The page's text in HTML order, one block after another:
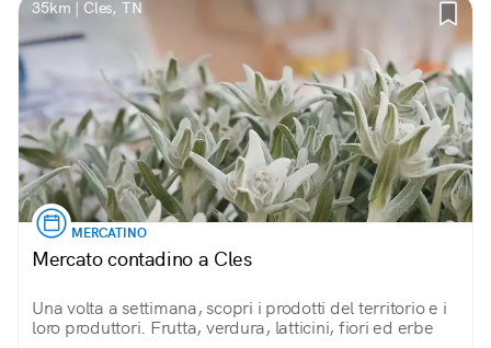
35km | Cles, TN
MERCATINO
Mercato contadino a Cles
Una volta a settimana, scopri i prodotti del territorio e i
loro produttori. Frutta, verdura, latticini, fiori ed erbe